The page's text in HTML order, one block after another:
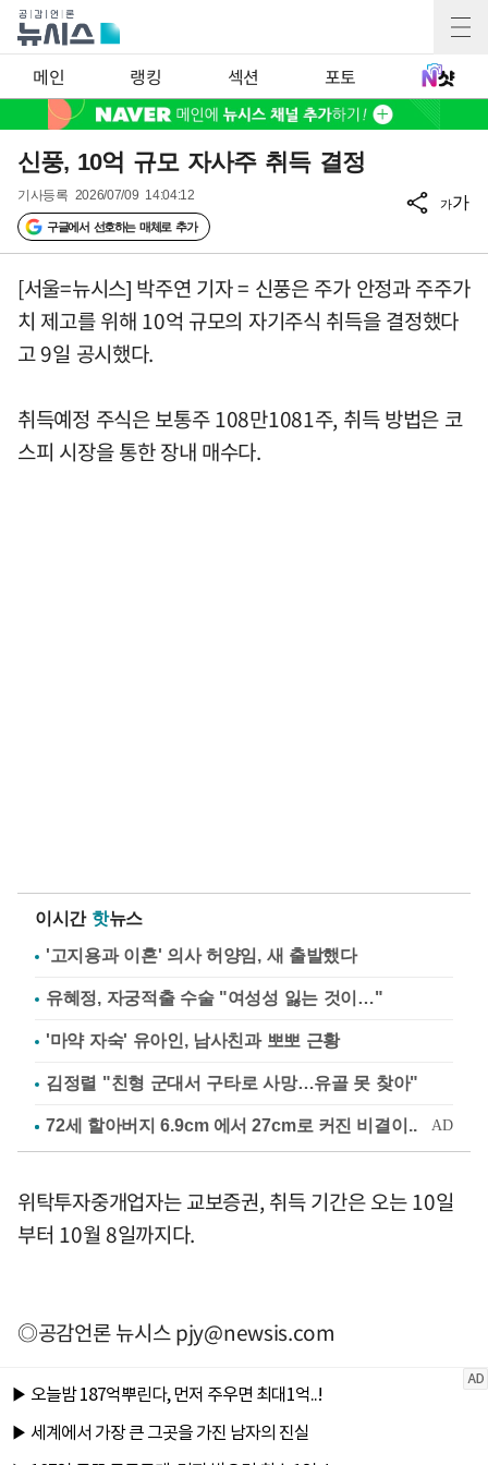
메인 랭킹 섹션 포토
신풍, 10억 규모 자사주 취득 결정
기사등록 2026/07/09 14:04:12
구글에서 선호하는 매체로 추가
가가
[서울=뉴시스] 박주연 기자 = 신풍은 주가 안정과 주주가
치 제고를 위해 10억 규모의 자기주식 취득을 결정했다
고 9일 공시했다.
취득예정 주식은 보통주 108만1081주, 취득 방법은 코
스피 시장을 통한 장내 매수다.
이시간 핫뉴스
'고지용과 이혼' 의사 허양임, 새 출발했다
유혜정, 자궁적출 수술 "여성성 잃는 것이…"
'마약 자숙' 유아인, 남사친과 뽀뽀 근황
김정렬 "친형 군대서 구타로 사망…유골 못 찾아"
위탁투자중개업자는 교보증권, 취득 기간은 오는 10일
부터 10월 8일까지다.
◎공감언론 뉴시스pjy@newsis.com